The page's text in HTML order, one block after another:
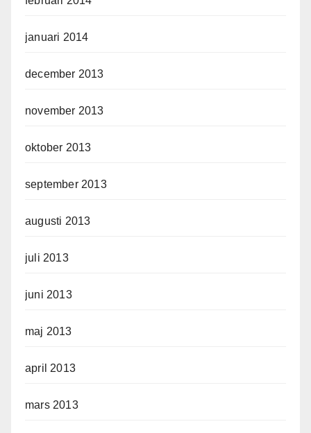
januari 2014
december 2013
november 2013
oktober 2013
september 2013
augusti 2013
juli 2013
juni 2013
maj 2013
april 2013
mars 2013